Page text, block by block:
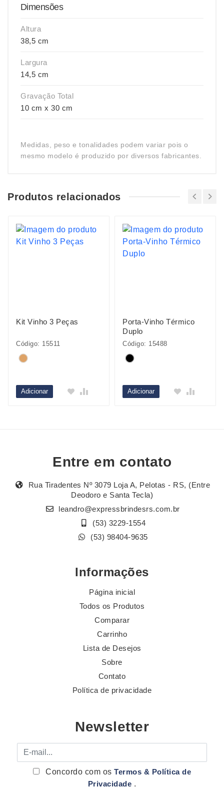
Dimensões
Altura
38,5 cm
Largura
14,5 cm
Gravação Total
10 cm x 30 cm
Medidas, peso e tonalidades podem variar pois o
mesmo modelo é produzido por diversos fabricantes.
Produtos relacionados
Kit Vinho 3 Peças
Código: 15511
Adicionar
Porta-Vinho Térmico
Duplo
Código: 15488
Adicionar
Entre em contato
Rua Tiradentes Nº 3079 Loja A, Pelotas - RS, (Entre
Deodoro e Santa Tecla)
leandro@expressbrindesrs.com.br
(53) 3229-1554
(53) 98404-9635
Informações
Página inicial
Todos os Produtos
Comparar
Carrinho
Lista de Desejos
Sobre
Contato
Política de privacidade
Newsletter
E-mail
Concordo com osTermos & Política de
Privacidade .